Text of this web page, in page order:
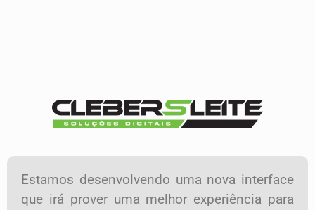
Estamos desenvolvendo uma nova interface
que irá prover uma melhor experiência para